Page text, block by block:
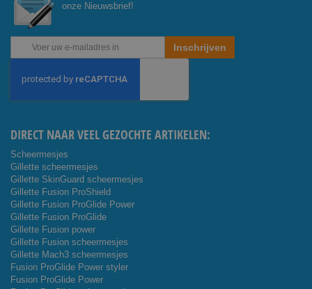
onze Nieuwsbrief!
Abonneer
onze
Inschrijven
DIRECT NAAR VEEL GEZOCHTE ARTIKELEN:
Scheermesjes
Gillette scheermesjes
Gillette SkinGuard scheermesjes
Gillette Fusion ProShield
Gillette Fusion ProGlide Power
Gillette Fusion ProGlide
Gillette Fusion power
Gillette Fusion scheermesjes
Gillette Mach3 scheermesjes
Fusion ProGlide Power styler
Fusion ProGlide Power